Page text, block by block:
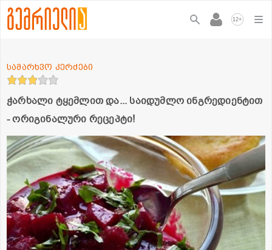
12+
ჭარხალი ტყემლით და... საიდუმლო ინგრედიენტით
- ორიგინალური რეცეპტი!
სამარხვო კერძები